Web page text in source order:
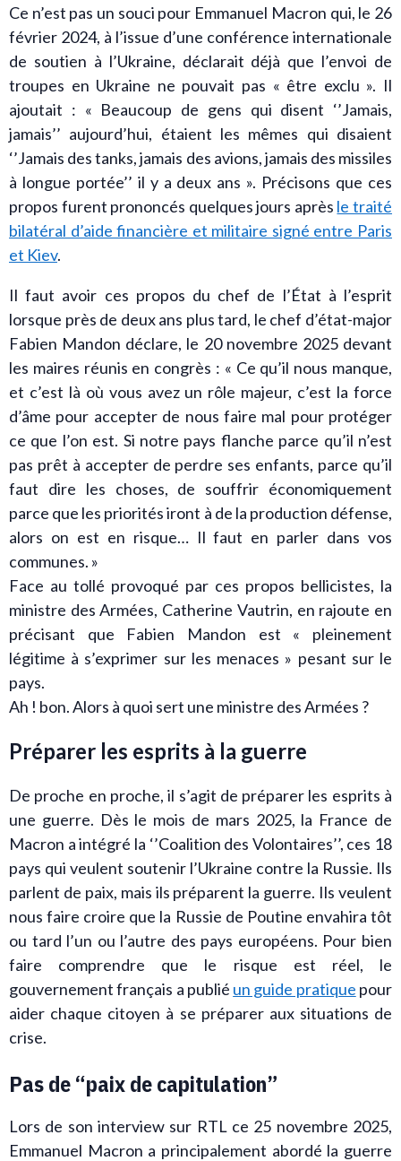
Ce n’est pas un souci pour Emmanuel Macron qui, le 26
février 2024, à l’issue d’une conférence internationale
de soutien à l’Ukraine, déclarait déjà que l’envoi de
troupes en Ukraine ne pouvait pas « être exclu ». Il
ajoutait : « Beaucoup de gens qui disent ‘’Jamais,
jamais’’ aujourd’hui, étaient les mêmes qui disaient
‘’Jamais des tanks, jamais des avions, jamais des missiles
à longue portée’’ il y a deux ans ». Précisons que ces
propos furent prononcés quelques jours après le traité
bilatéral d’aide financière et militaire signé entre Paris
et Kiev.
Il faut avoir ces propos du chef de l’État à l’esprit
lorsque près de deux ans plus tard, le chef d’état-major
Fabien Mandon déclare, le 20 novembre 2025 devant
les maires réunis en congrès : « Ce qu’il nous manque,
et c’est là où vous avez un rôle majeur, c’est la force
d’âme pour accepter de nous faire mal pour protéger
ce que l’on est. Si notre pays flanche parce qu’il n’est
pas prêt à accepter de perdre ses enfants, parce qu’il
faut dire les choses, de souffrir économiquement
parce que les priorités iront à de la production défense,
alors on est en risque… Il faut en parler dans vos
communes. »
Face au tollé provoqué par ces propos bellicistes, la
ministre des Armées, Catherine Vautrin, en rajoute en
précisant que Fabien Mandon est « pleinement
légitime à s’exprimer sur les menaces » pesant sur le
pays.
Ah ! bon. Alors à quoi sert une ministre des Armées ?
Préparer les esprits à la guerre
De proche en proche, il s’agit de préparer les esprits à
une guerre. Dès le mois de mars 2025, la France de
Macron a intégré la ‘’Coalition des Volontaires’’, ces 18
pays qui veulent soutenir l’Ukraine contre la Russie. Ils
parlent de paix, mais ils préparent la guerre. Ils veulent
nous faire croire que la Russie de Poutine envahira tôt
ou tard l’un ou l’autre des pays européens. Pour bien
faire comprendre que le risque est réel, le
gouvernement français a publié un guide pratique pour
aider chaque citoyen à se préparer aux situations de
crise.
Pas de “paix de capitulation”
Lors de son interview sur RTL ce 25 novembre 2025,
Emmanuel Macron a principalement abordé la guerre